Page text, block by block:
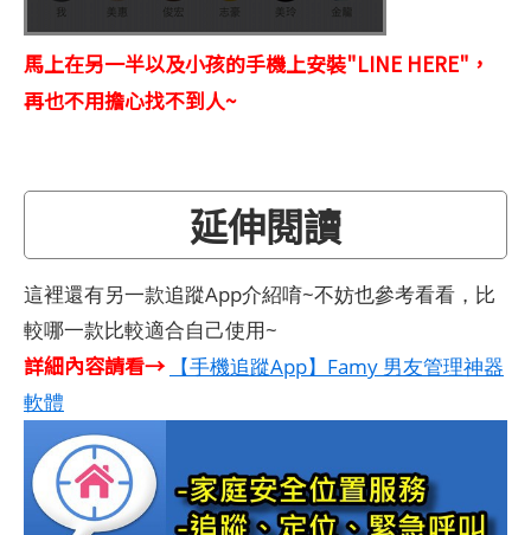
馬上在另一半以及小孩的手機上安裝"LINE HERE"，
再也不用擔心找不到人~
延伸閱讀
這裡還有另一款追蹤App介紹唷~不妨也參考看看，比
較哪一款比較適合自己使用~
詳細內容請看→ 【手機追蹤App】Famy 男友管理神器
軟體